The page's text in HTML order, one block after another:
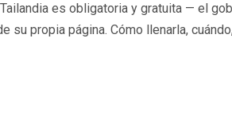
es obligatoria y gratuita — el
su propia página. Cómo llenarla,